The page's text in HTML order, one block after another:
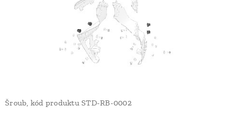
Šroub, kód produktu STD-RB-0002